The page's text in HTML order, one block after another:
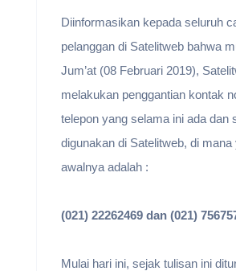
Diinformasikan kepada seluruh
pelanggan di Satelitweb bahwa
Jum’at (08 Februari 2019),
melakukan penggantian kontak
telepon yang selama ini ada dan
digunakan di Satelitweb, di mana
awalnya adalah :
(021) 22262469 dan (021)
Mulai hari ini, sejak tulisan ini